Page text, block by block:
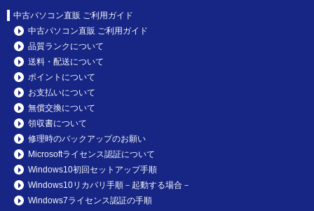
中古パソコン直販 ご利用ガイド
中古パソコン直販 ご利用ガイド
品質ランクについて
送料・配送について
ポイントについて
お支払いについて
無償交換について
領収書について
修理時のバックアップのお願い
Microsoftライセンス認証について
Windows10初回セットアップ手順
Windows10リカバリ手順－起動する場合－
Windows7ライセンス認証の手順